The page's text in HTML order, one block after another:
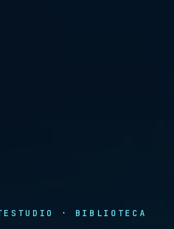
· BIBLIOTECA